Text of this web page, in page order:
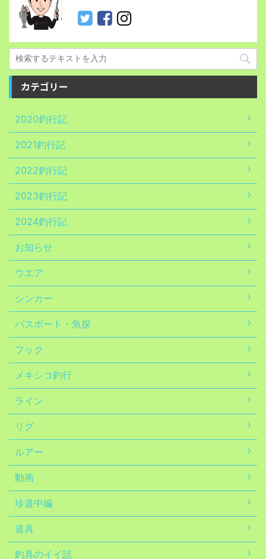
カテゴリー
2020釣行記
2021釣行記
2022釣行記
2023釣行記
2024釣行記
お知らせ
ウエア
シンカー
バスボート・魚探
フック
メキシコ釣行
ライン
リグ
ルアー
動画
珍道中編
道具
釣具のイイ話